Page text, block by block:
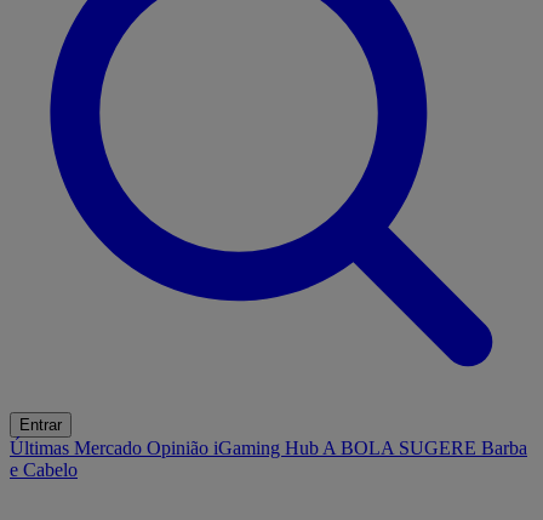
Entrar
Últimas Mercado Opinião iGaming Hub A BOLA SUGERE Barba
e Cabelo